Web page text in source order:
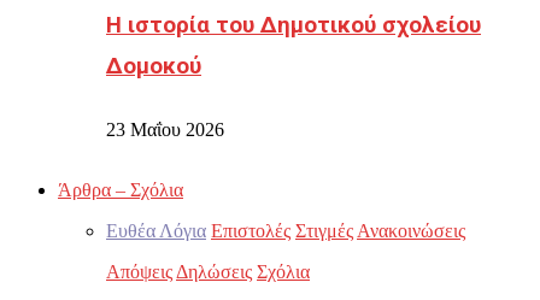
Η ιστορία του Δημοτικού σχολείου
Δομοκού
23 Μαΐου 2026
Άρθρα – Σχόλια
Ευθέα Λόγια Επιστολές Στιγμές Ανακοινώσεις
Απόψεις Δηλώσεις Σχόλια